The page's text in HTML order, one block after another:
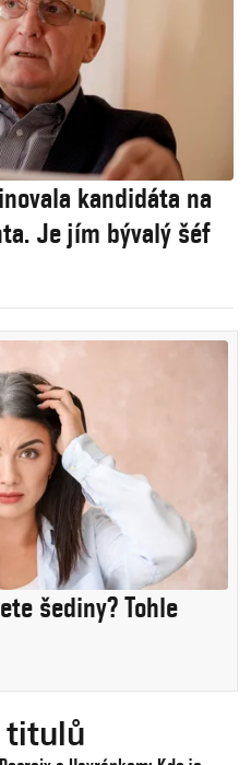
kandidáta na
Je jím bývalý šéf
šediny? Tohle
titulů